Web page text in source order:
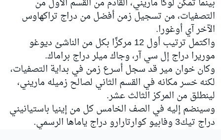
التصفيات، من تسجيل زمن أفضل من دراج تراكهاوس
الآخر آي أوغورا.
واكتمل ترتيب أول 12 مركزًا بكل من الناشئ ديوغو
موريرا دراج إل سي آر، وجاك ميلر دراج براماك.
وكان خوان مير قد سجل أسرع زمن في بداية التصفيات،
لكنه خسر مكانه في القسم الثاني لصالح زميله ماريني،
لينطلق من المركز الثالث عشر.
وسينضم إليه في الصف الخامس كل من إينيا باستيانيني
دراج تيك3 وفابيو كوارتارارو دراج ياماها الرسمي.